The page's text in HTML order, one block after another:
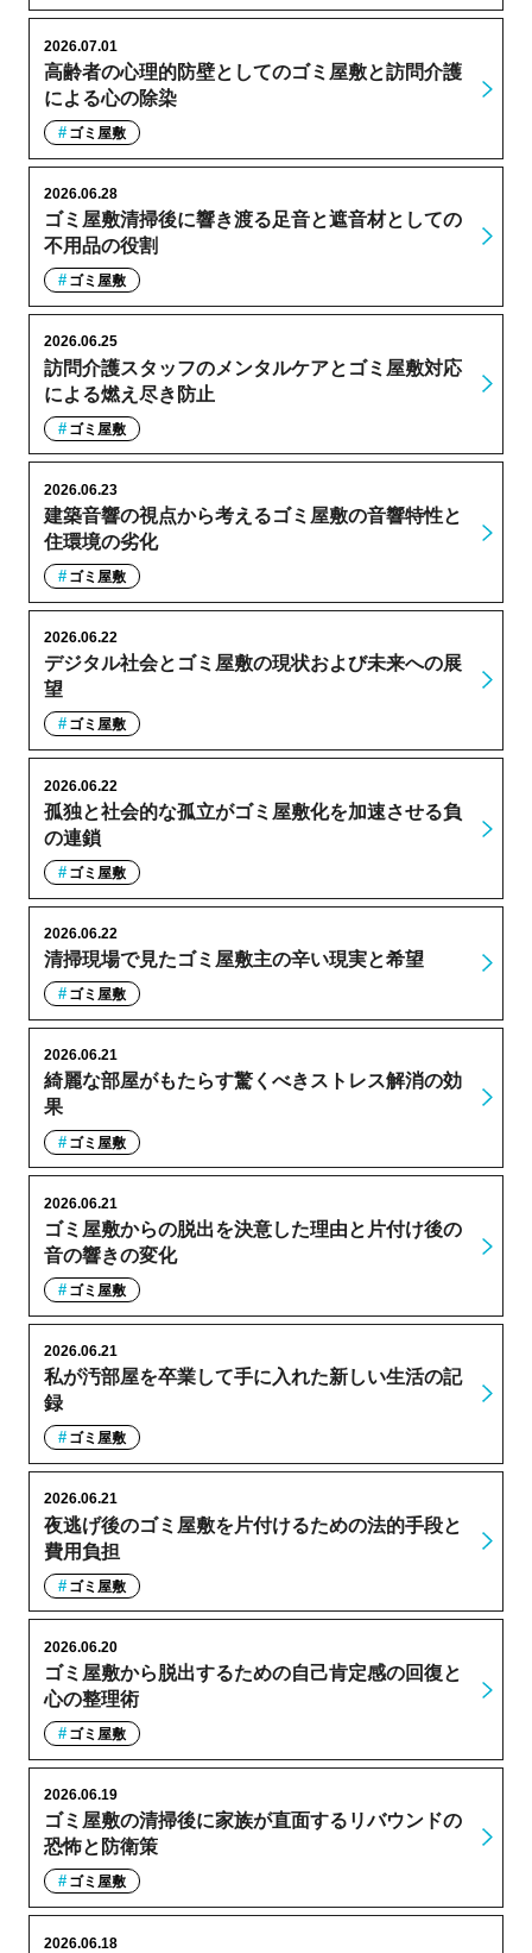
高齢者の心理的防壁としてのゴミ屋敷と訪問介護
による心の除染
2026.07.01
ゴミ屋敷
ゴミ屋敷清掃後に響き渡る足音と遮音材としての
不用品の役割
2026.06.28
ゴミ屋敷
訪問介護スタッフのメンタルケアとゴミ屋敷対応
による燃え尽き防止
2026.06.25
ゴミ屋敷
建築音響の視点から考えるゴミ屋敷の音響特性と
住環境の劣化
2026.06.23
ゴミ屋敷
デジタル社会とゴミ屋敷の現状および未来への展
望
2026.06.22
ゴミ屋敷
孤独と社会的な孤立がゴミ屋敷化を加速させる負
の連鎖
2026.06.22
ゴミ屋敷
清掃現場で見たゴミ屋敷主の辛い現実と希望
2026.06.22
ゴミ屋敷
綺麗な部屋がもたらす驚くべきストレス解消の効
果
2026.06.21
ゴミ屋敷
ゴミ屋敷からの脱出を決意した理由と片付け後の
音の響きの変化
2026.06.21
ゴミ屋敷
私が汚部屋を卒業して手に入れた新しい生活の記
録
2026.06.21
ゴミ屋敷
夜逃げ後のゴミ屋敷を片付けるための法的手段と
費用負担
2026.06.21
ゴミ屋敷
ゴミ屋敷から脱出するための自己肯定感の回復と
心の整理術
2026.06.20
ゴミ屋敷
ゴミ屋敷の清掃後に家族が直面するリバウンドの
恐怖と防衛策
2026.06.19
ゴミ屋敷
2026.06.18